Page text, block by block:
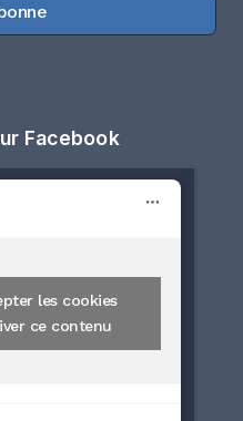
Facebook
les cookies
ce contenu